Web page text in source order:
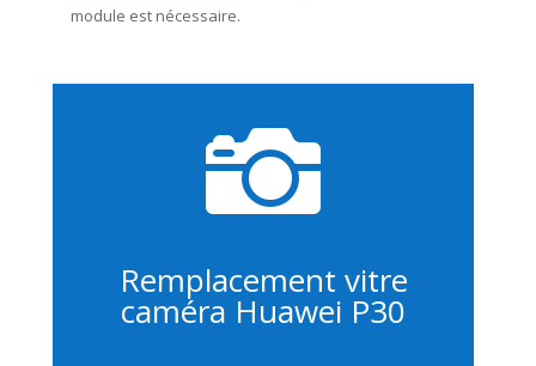
module est nécessaire.

Remplacement vitre
caméra Huawei P30